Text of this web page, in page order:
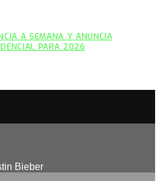
A SEMANA Y ANUNCIA
PARA 2026
Bieber